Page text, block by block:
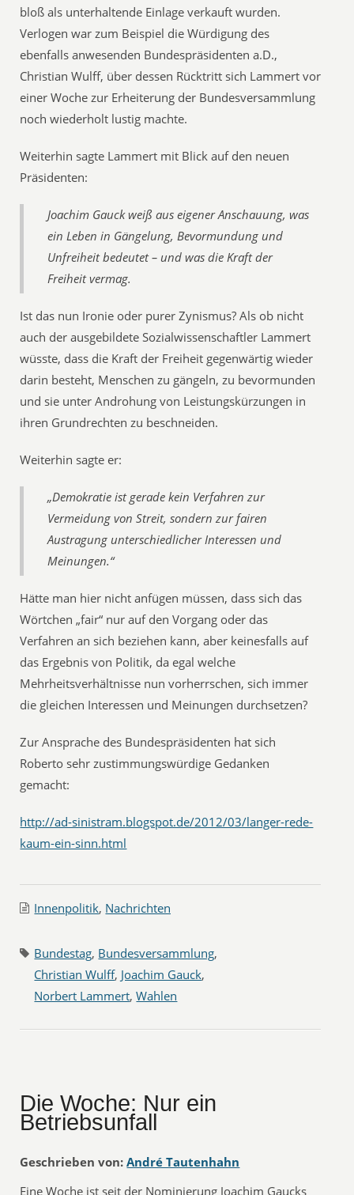
bloß als unterhaltende Einlage verkauft wurden.
Verlogen war zum Beispiel die Würdigung des
ebenfalls anwesenden Bundespräsidenten a.D.,
Christian Wulff, über dessen Rücktritt sich Lammert vor
einer Woche zur Erheiterung der Bundesversammlung
noch wiederholt lustig machte.
Weiterhin sagte Lammert mit Blick auf den neuen
Präsidenten:
Joachim Gauck weiß aus eigener Anschauung, was
ein Leben in Gängelung, Bevormundung und
Unfreiheit bedeutet – und was die Kraft der
Freiheit vermag.
Ist das nun Ironie oder purer Zynismus? Als ob nicht
auch der ausgebildete Sozialwissenschaftler Lammert
wüsste, dass die Kraft der Freiheit gegenwärtig wieder
darin besteht, Menschen zu gängeln, zu bevormunden
und sie unter Androhung von Leistungskürzungen in
ihren Grundrechten zu beschneiden.
Weiterhin sagte er:
„Demokratie ist gerade kein Verfahren zur
Vermeidung von Streit, sondern zur fairen
Austragung unterschiedlicher Interessen und
Meinungen.“
Hätte man hier nicht anfügen müssen, dass sich das
Wörtchen „fair“ nur auf den Vorgang oder das
Verfahren an sich beziehen kann, aber keinesfalls auf
das Ergebnis von Politik, da egal welche
Mehrheitsverhältnisse nun vorherrschen, sich immer
die gleichen Interessen und Meinungen durchsetzen?
Zur Ansprache des Bundespräsidenten hat sich
Roberto sehr zustimmungswürdige Gedanken
gemacht:
http://ad-sinistram.blogspot.de/2012/03/langer-rede-
kaum-ein-sinn.html
Innenpolitik, Nachrichten
Bundestag, Bundesversammlung,
Christian Wulff, Joachim Gauck,
Norbert Lammert,Wahlen
Die Woche: Nur ein
Betriebsunfall
Geschrieben von: André Tautenhahn
Eine Woche ist seit der Nominierung Joachim Gaucks